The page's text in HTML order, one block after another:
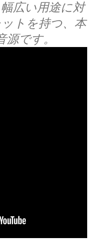
広い用途に対
トを持つ、本
です。